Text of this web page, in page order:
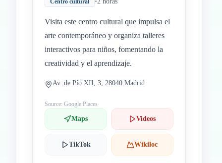
Centro cultural
Visita este centro cultural que impulsa el
arte contemporáneo y organiza talleres
interactivos para niños, fomentando la
creatividad y el aprendizaje.
Av. de Pío XII, 3, 28040 Madrid
Source: Google Places
Maps Videos
TikTok Wikiloc